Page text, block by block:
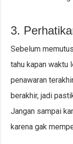
3.
Sebelum
tahu kapan waktu
penawaran
berakhir, jadi
Jangan sampai
karena gak